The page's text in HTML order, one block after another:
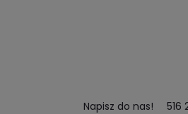
Napisz do nas! 516